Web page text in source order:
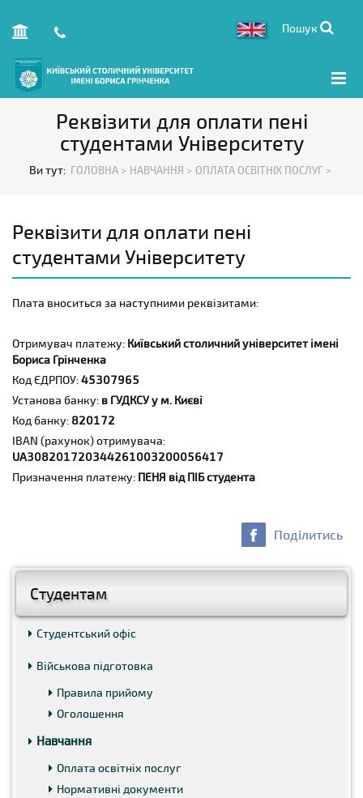
Пошук
Реквізити для оплати пені
студентами Університету
Ви тут: ГОЛОВНА > НАВЧАННЯ > ОПЛАТА ОСВІТНІХ ПОСЛУГ >
Студентам
Студентський офіс
Військова підготовка
Правила прийому
Оголошення
Навчання
Оплата освітніх послуг
Нормативні документи
Реквізити для оплати пені
студентами Університету
Плата вноситься за наступними реквізитами:
Отримувач платежу: Київський столичний університет імені
Бориса Грінченка
Код ЄДРПОУ:45307965
Установа банку: в ГУДКСУ у м. Києві
Код банку: 820172
IBAN (рахунок) отримувача:
UA308201720344261003200056417
Призначення платежу: ПЕНЯ від ПІБ студента
Поділитись